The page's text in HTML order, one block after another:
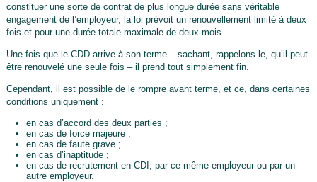
constituer une sorte de contrat de plus longue durée sans véritable
engagement de l’employeur, la loi prévoit un renouvellement limité à deux
fois et pour une durée totale maximale de deux mois.
Une fois que le CDD arrive à son terme – sachant, rappelons-le, qu’il peut
être renouvelé une seule fois – il prend tout simplement fin.
Cependant, il est possible de le rompre avant terme, et ce, dans certaines
conditions uniquement :
en cas d’accord des deux parties ;
en cas de force majeure ;
en cas de faute grave ;
en cas d’inaptitude ;
en cas de recrutement en CDI, par ce même employeur ou par un
autre employeur.